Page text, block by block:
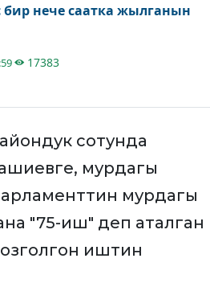
бир нече саатка жылганын
17383
сотунда
мурдагы
мурдагы
"75-иш" деп аталган
иштин